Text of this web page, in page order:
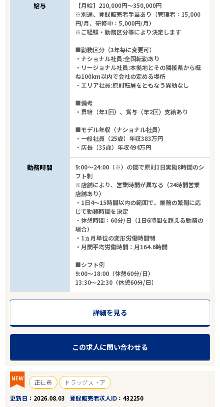
給与
【月給】210,000円～350,000円
※別途、登録販売者手当あり（管理者：15,000
円/月、研修中：5,000円/月）
※ご経験・勤務区分等により決定します
■勤務区分（3年毎に変更可）
・ナショナル社員:全国転勤あり
・リージョナル社員:本拠地とその隣接県から概
ね100km以内で会社の定める場所
・エリア社員:原則転居をともなう異動なし
■備考
・昇給（年1回）、賞与（年2回）支給あり
■モデル年収（ナショナル社員）
・一般社員（25歳）年収383万円
・店長（35歳）年収494万円
勤務時間
9:00～24:00（※）の間で原則1日実働8時間のシ
フト制
※店舗により、営業時間が異なる（24時間営業
店舗あり）
・1日4～15時間以内の範囲で、業務の繁閑に応
じて勤務時間を決定
・休憩時間：60分/日（1日6時間を超える勤務の
場合）
・1ヵ月単位の変形労働時間制
・月間平均労働時間：月164.6時間
■シフト例
9:00～18:00（休憩60分/日）
13:30～22:30（休憩60分/日）
詳細を見る
この求人に問い合わせる
NEW 正社員
ドラッグストア
更新日
2026.08.03 登録販売者求人ID 432250